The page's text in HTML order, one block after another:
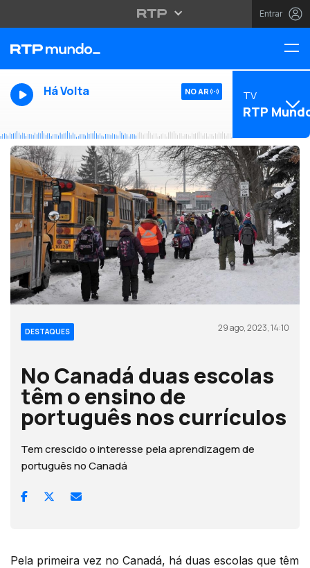
Entrar
Há Volta NO AR TV
RTP
DESTAQUES 29 ago, 2023, 14:10
No Canadá duas escolas
têm o ensino de
português nos currículos
Tem crescido o interesse pela aprendizagem de
português no Canadá
Pela primeira vez no Canadá, há duas escolas que têm